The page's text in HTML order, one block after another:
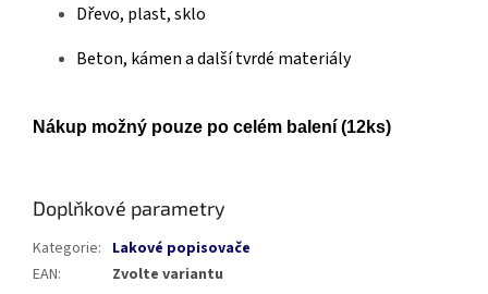
Dřevo, plast, sklo
Beton, kámen a další tvrdé materiály
Nákup možný pouze po celém balení (12ks)
Doplňkové parametry
Kategorie: Lakové popisovače
EAN: Zvolte variantu